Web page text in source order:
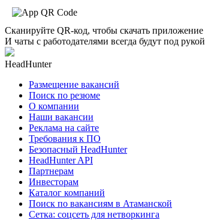
Сканируйте QR-код, чтобы скачать приложение
И чаты с работодателями всегда будут под рукой
HeadHunter
Размещение вакансий
Поиск по резюме
О компании
Наши вакансии
Реклама на сайте
Требования к ПО
Безопасный HeadHunter
HeadHunter API
Партнерам
Инвесторам
Каталог компаний
Поиск по вакансиям в Атаманской
Сетка: соцсеть для нетворкинга